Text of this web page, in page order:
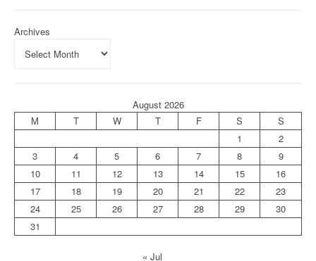
Archives
August 2026
M
T W T F S
S
1
2
3
4 5 6 7 8
9
10
11 12 13 14 15
16
17
18 19 20 21 22
23
24
25 26 27 28 29
30
31
« Jul